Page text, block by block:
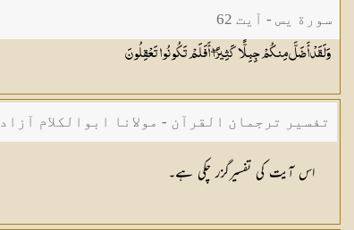
سورة يس - آیت 62
وَلَقَدْ أَضَلَّ مِنكُمْ جِبِلًّا كَثِيرًا ۖ أَفَلَمْ تَكُونُواتَعْقِلُونَ
تفسیر ترجمان القرآن - مولانا ابوالکلام آزاد
اس آیت کی تفسیرگزر چکی ہے۔